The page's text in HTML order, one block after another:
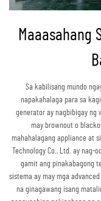
Maaasahang
Sa kabilisang mundo
napakahalaga para sa
generator ay nagbibigay ng
may brownout o
mahahalagang appliance at
Technology Co., Ltd. ay nag-
gamit ang pinakabagong
sistema ay may mga
na ginagawang isang